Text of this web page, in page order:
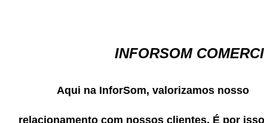
INFORSOM
Aqui na InforSom, valorizamos nosso
relacionamento com nossos clientes. É por